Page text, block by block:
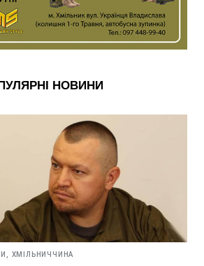
НОВИНИ
ХМІЛЬНИЧЧИНА